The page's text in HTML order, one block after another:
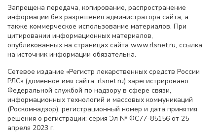
Запрещена передача, копирование, распространение
информации без разрешения администратора сайта, а
также коммерческое использование материалов. При
цитировании информационных материалов,
опубликованных на страницах сайта www.rlsnet.ru, ссылка
на источник информации обязательна.
Сетевое издание «Регистр лекарственных средств России
РЛС» (доменное имя сайта: rlsnet.ru) зарегистрировано
Федеральной службой по надзору в сфере связи,
информационных технологий и массовых коммуникаций
(Роскомнадзор), регистрационный номер и дата принятия
решения о регистрации: серия Эл № ФС77-85156 от 25
апреля 2023 г.